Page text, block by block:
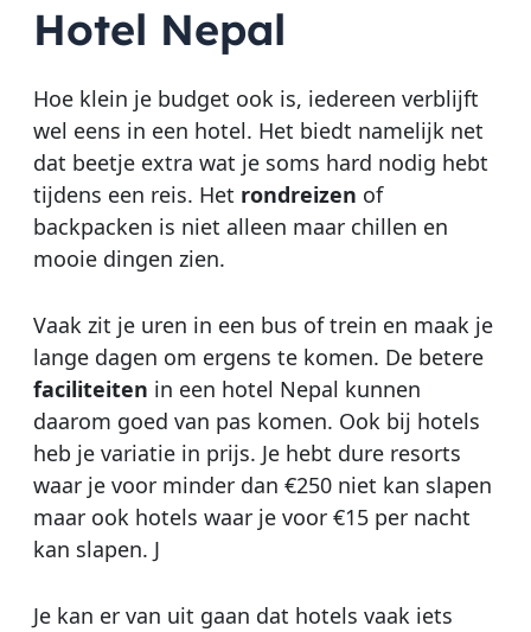
Hotel Nepal
Hoe klein je budget ook is, iedereen verblijft
wel eens in een hotel. Het biedt namelijk net
dat beetje extra wat je soms hard nodig hebt
tijdens een reis. Het rondreizen of
backpacken is niet alleen maar chillen en
mooie dingen zien.
Vaak zit je uren in een bus of trein en maak je
lange dagen om ergens te komen. De betere
faciliteiten in een hotel Nepal kunnen
daarom goed van pas komen. Ook bij hotels
heb je variatie in prijs. Je hebt dure resorts
waar je voor minder dan €250 niet kan slapen
maar ook hotels waar je voor €15 per nacht
kan slapen. J
Je kan er van uit gaan dat hotels vaak iets